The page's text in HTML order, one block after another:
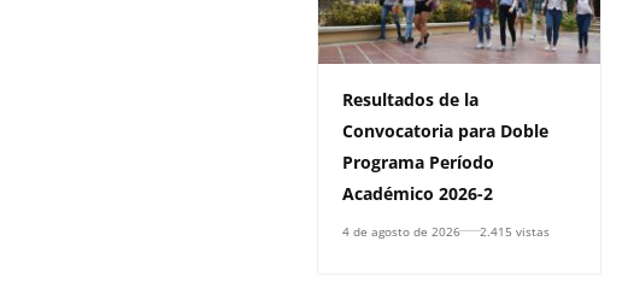
Resultados de la
Convocatoria para Doble
Programa Período
Académico 2026-2
4 de agosto de 2026 2.415 vistas